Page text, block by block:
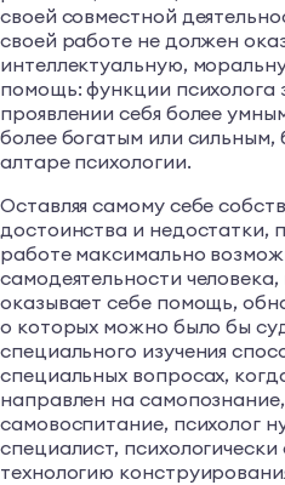
своей совместной
своей работе не должен
интеллектуальную,
помощь: функции психолога
проявлении себя более
более богатым или сильным,
алтаре психологии.
Оставляя самому себе
достоинства и недостатки,
работе максимально
самодеятельности
оказывает себе помощь,
о которых можно было бы
специального изучения
специальных вопросах,
направлен на
самовоспитание, психолог
специалист,
технологию